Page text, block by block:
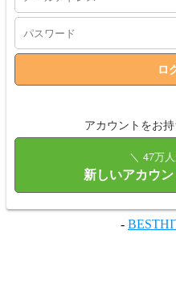
アカウントをお
＼ 47万
新しいアカウン
-